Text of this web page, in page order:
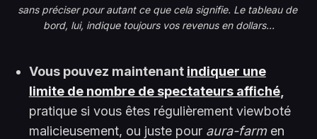
sans préciser pour autant ce que cela signifie. Le tableau de
bord, lui, indique toujours vos revenus en dollars...
Vous pouvez maintenant indiquer une
limite de nombre de spectateurs affiché,
pratique si vous êtes régulièrement viewboté
malicieusement, ou juste pour aura-farmen